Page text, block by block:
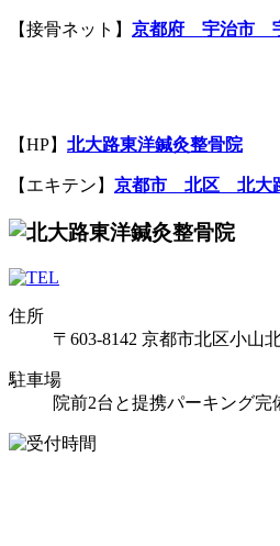
【接骨ネット】 京都府 宇治市
【HP】 北大路東洋鍼灸整骨院
【エキテン】 京都市 北区 北大
住所
〒603-8142 京都市北区小山
駐車場
院前2台と提携パーキング完